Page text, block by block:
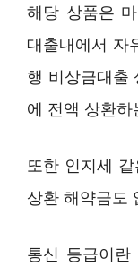
해당 상품은
대출내에서 자
행 비상금대출
에 전액 상환
또한 인지세
상환 해약금도
통신 등급이란